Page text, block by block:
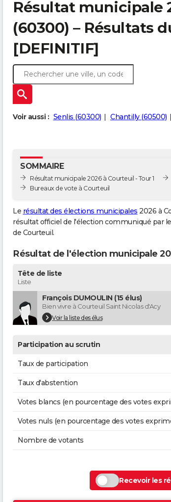
Résultat municipale
(60300) – Résultats
[DEFINITIF]
Voir aussi : Senlis (60300) Chantilly (60500)
SOMMAIRE
Résultat municipale 2026 à Courteuil - Tour 1
Bureaux de vote à Courteuil
Le résultat des élections municipales 2026 à
résultat officiel de l'élection communiqué par
de Courteuil.
Résultat de l'élection municipale
Tête de liste
Liste
François DUMOULIN (15 élus)
Bien vivre à Courteuil Saint Nicolas d'Acy
Voir la liste des élus
Participation au scrutin
Taux de participation
Taux d'abstention
Votes blancs (en pourcentage des votes
Votes nuls (en pourcentage des votes
Nombre de votants
Recevoir les